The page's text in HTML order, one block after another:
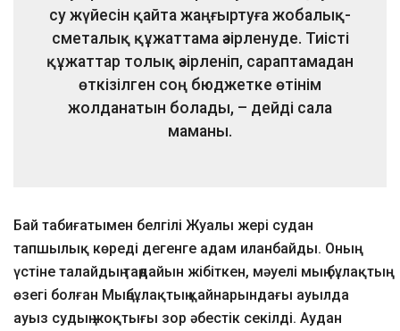
су жүйесін қайта жаңғыртуға жобалық-
сметалық құжаттама әзірленуде. Тиісті
құжаттар толық әзірленіп, сараптамадан
өткізілген соң бюджетке өтінім
жолданатын болады, – дейді сала
маманы.
Бай табиғатымен белгілі Жуалы жері судан
тапшылық көреді дегенге адам иланбайды. Оның
үстіне талайдың таңдайын жібіткен, мәуелі мың бұлақтың
өзегі болған Мыңбұлақтың қайнарындағы ауылда
ауыз судың жоқтығы зор әбестік секілді. Аудан